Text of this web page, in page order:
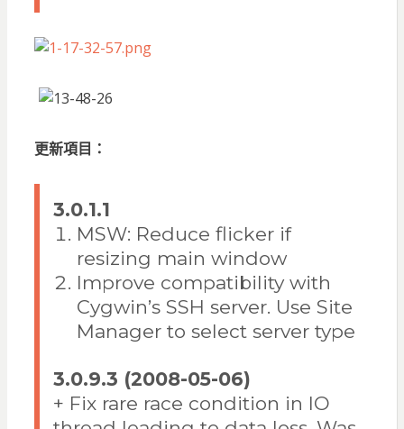
更新項目：
3.0.1.1
MSW: Reduce flicker if
resizing main window
Improve compatibility with
Cygwin’s SSH server. Use Site
Manager to select server type
3.0.9.3 (2008-05-06)
+ Fix rare race condition in IO